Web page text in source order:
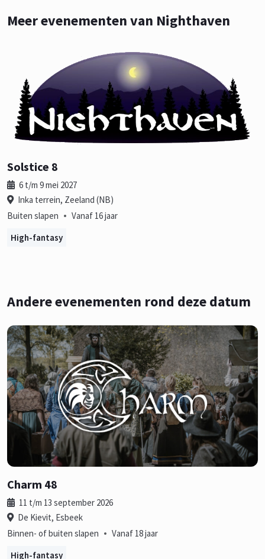
Meer evenementen van Nighthaven
Solstice 8
6 t/m 9 mei 2027
Inka terrein, Zeeland (NB)
Buiten slapen • Vanaf 16 jaar
High-fantasy
Andere evenementen rond deze datum
Charm 48
11 t/m 13 september 2026
De Kievit, Esbeek
Binnen- of buiten slapen • Vanaf 18 jaar
High-fantasy